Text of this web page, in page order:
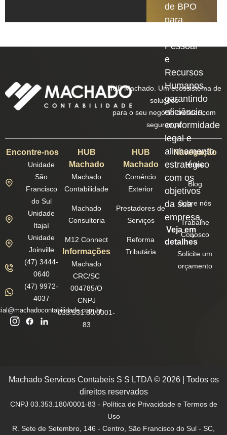
de BPO
para
Pessoal
e
Recursos
Humanos,
garantindo
eficiência,
conformidade
legal e
alinhamento
estratégico
com os
objetivos
da sua
empresa.
Veja em
detalhes
HUB Machado. Um ecossistema de
soluções
para o seu negócio crescer com
segurança.
Encontre-nos
Unidade
São
Francisco
do Sul
Unidade
Itajaí
Unidade
Joinville
(47) 3444-
0640
(47) 9972-
4037
HUB
Machado
Machado
Contabilidade
Machado
Consultoria
M12 Connect
Informações
Machado
CRC/SC
004785/O
CNPJ
033.531.80/0001-
83
HUB
Machado
Comércio
Exterior
Prestadores de
Serviços
Reforma
Tributária
Navegação
Home
Blog
Sobre nós
Trabalhe
Conosco
Solicite um
orçamento
Machado Servicos Contabeis S S LTDA © 2026 | Todos os
direitos reservados
CNPJ 03.353.180/0001-83 - Política de Privacidade e Termos de
Uso
R. Sete de Setembro, 146 - Centro, São Francisco do Sul - SC,